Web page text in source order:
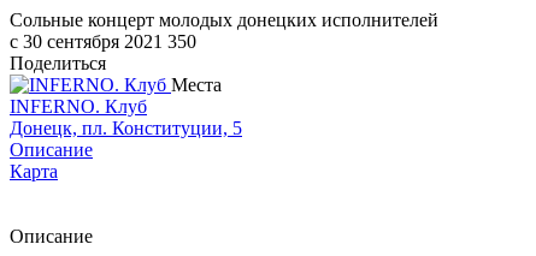
Сольные концерт молодых донецких исполнителей
c 30 сентября 2021 350
Поделиться
Места
INFERNO. Клуб
Донецк, пл. Конституции, 5
Описание
Карта
Описание